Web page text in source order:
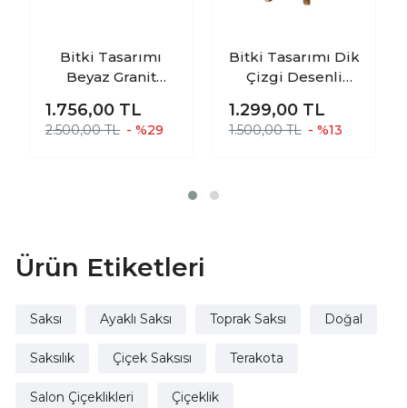
Bitki Tasarımı
Beyaz Granit
Saksılık Salon
Çiçeklik İkili Set
1.756,00 TL
2.500,00 TL - %29
Bitki Tasarımı Dik
Çizgi Desenli
Saksılık Salon
Çiçeklik 3 Ayaklı -
1.299,00 TL
1.500,00 TL - %13
Ürün Etiketleri
Saksı Ayaklı Saksı Toprak Saksı Doğal
Saksılık Çiçek Saksısı Terakota
Salon Çiçeklikleri Çiçeklik